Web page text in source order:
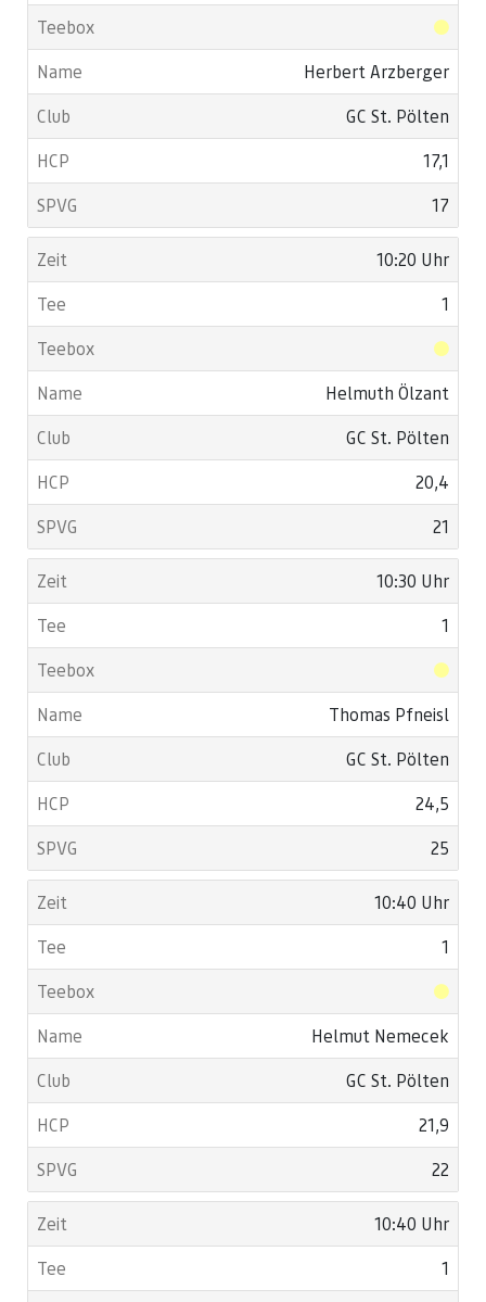
Herbert Arzberger
GC St. Pölten
17,1
17
10:20 Uhr
1
Helmuth Ölzant
GC St. Pölten
20,4
21
10:30 Uhr
1
Thomas Pfneisl
GC St. Pölten
24,5
25
10:40 Uhr
1
Helmut Nemecek
GC St. Pölten
21,9
22
10:40 Uhr
1